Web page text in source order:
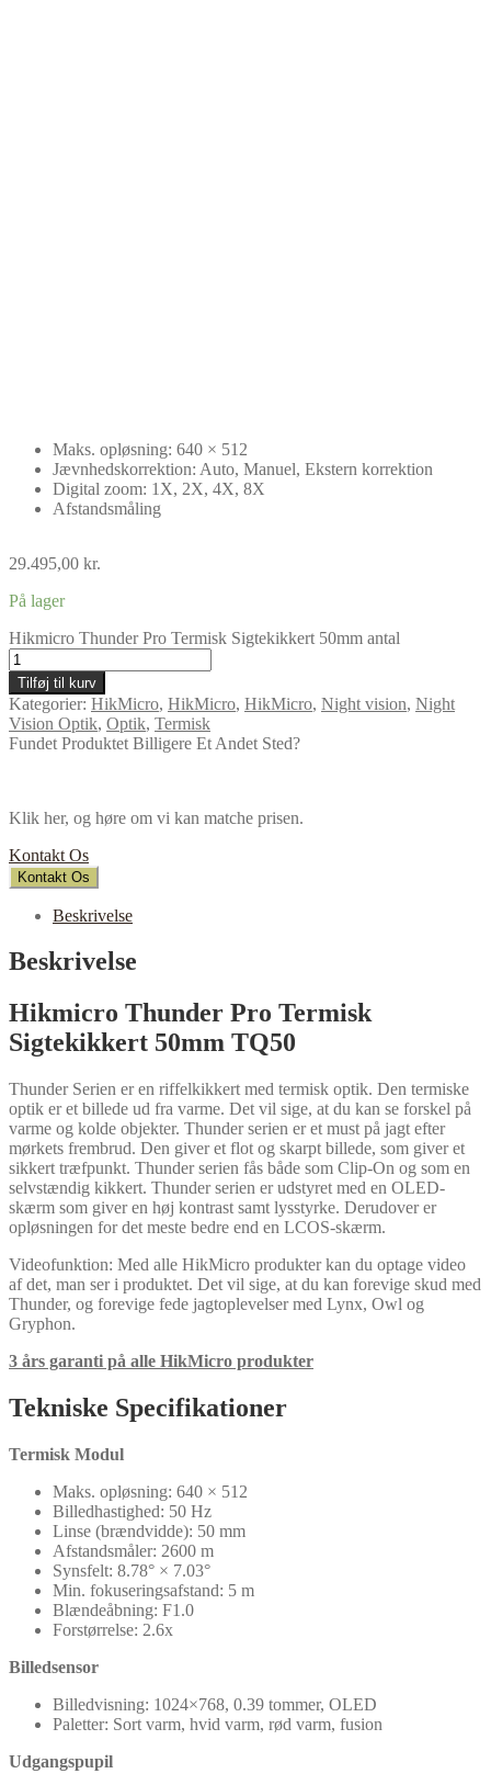
Maks. opløsning: 640 × 512
Jævnhedskorrektion: Auto, Manuel, Ekstern korrektion
Digital zoom: 1X, 2X, 4X, 8X
Afstandsmåling
29.495,00 kr.
På lager
Hikmicro Thunder Pro Termisk Sigtekikkert 50mm antal
Tilføj til kurv
Kategorier: HikMicro, HikMicro, HikMicro, Night vision, Night
Vision Optik, Optik, Termisk
Fundet Produktet Billigere Et Andet Sted?
Klik her, og høre om vi kan matche prisen.
Kontakt Os
Kontakt Os
Beskrivelse
Beskrivelse
Hikmicro Thunder Pro Termisk
Sigtekikkert 50mm TQ50
Thunder Serien er en riffelkikkert med termisk optik. Den termiske
optik er et billede ud fra varme. Det vil sige, at du kan se forskel på
varme og kolde objekter. Thunder serien er et must på jagt efter
mørkets frembrud. Den giver et flot og skarpt billede, som giver et
sikkert træfpunkt. Thunder serien fås både som Clip-On og som en
selvstændig kikkert. Thunder serien er udstyret med en OLED-
skærm som giver en høj kontrast samt lysstyrke. Derudover er
opløsningen for det meste bedre end en LCOS-skærm.
Videofunktion: Med alle HikMicro produkter kan du optage video
af det, man ser i produktet. Det vil sige, at du kan forevige skud med
Thunder, og forevige fede jagtoplevelser med Lynx, Owl og
Gryphon.
3 års garanti på alle HikMicro produkter
Tekniske Specifikationer
Termisk Modul
Maks. opløsning: 640 × 512
Billedhastighed: 50 Hz
Linse (brændvidde): 50 mm
Afstandsmåler: 2600 m
Synsfelt: 8.78° × 7.03°
Min. fokuseringsafstand: 5 m
Blændeåbning: F1.0
Forstørrelse: 2.6x
Billedsensor
Billedvisning: 1024×768, 0.39 tommer, OLED
Paletter: Sort varm, hvid varm, rød varm, fusion
Udgangspupil